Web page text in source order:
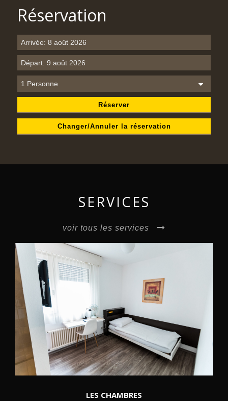
Réservation
Réserver
Changer/Annuler la réservation
SERVICES
voir tous les services
LES CHAMBRES